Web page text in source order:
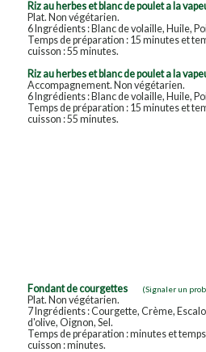
Riz au herbes et blanc de poulet a la
Plat. Non végétarien.
6 Ingrédients : Blanc de volaille, Huile,
Temps de préparation : 15 minutes et
cuisson : 55 minutes.
Riz au herbes et blanc de poulet a la
Accompagnement. Non végétarien.
6 Ingrédients : Blanc de volaille, Huile,
Temps de préparation : 15 minutes et
cuisson : 55 minutes.
Fondant de courgettes (Signaler un
Plat. Non végétarien.
7 Ingrédients : Courgette, Crème,
d'olive, Oignon, Sel.
Temps de préparation : minutes et
cuisson : minutes.